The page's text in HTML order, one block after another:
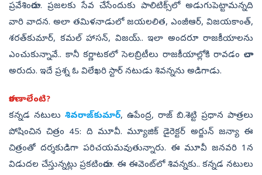
ప్రవేశించారు. ప్రజలకు సేవ చేసేందుకు పాలిటిక్స్‌లో అడుగుపెట్టామన్నది
వారి వాదన. అలా తమిళనాడులో జయలలిత, ఎంజీఆర్‌, విజయకాంత్‌,
శరత్‌కుమార్‌, కమల్‌ హాసన్‌, విజయ్‌.. ఇలా అందరూ రాజకీయాలను
ఎంచుకున్నావే.. కానీ కర్ణాటకలో సెలబ్రిటీలు రాజకీయాల్లోకి రావడం చాలా
అరుదు. ఇదే ప్రశ్న ఓ విలేఖరి స్టార్‌ నటుడు శివన్నను అడిగాడు.
కారణాలేంటి?
కన్నడ నటులు శివరాజ్‌కుమార్‌, ఉపేంద్ర, రాజ్‌ బి.శెట్టి ప్రధాన పాత్రలు
పోషించిన చిత్రం 45: ది మూవీ. మ్యూజిక్‌ డైరెక్టర్‌ అర్జున్‌ జన్యా ఈ
చిత్రంతో దర్శకుడిగా పరిచయమవుతున్నారు. ఈ మూవీ జనవరి 1న
విడుదల చేస్తున్నట్లు ప్రకటించారు. ఈ ఈవెంట్‌లో శివన్నకు.. కన్నడ నటులు